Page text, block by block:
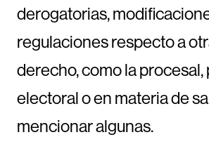
derogatorias,
regulaciones respecto a
derecho, como la procesal,
electoral o en materia de
mencionar algunas.